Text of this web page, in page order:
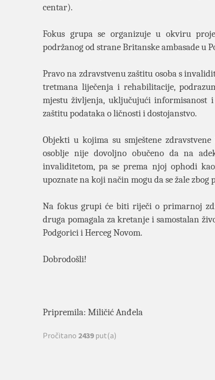
centar).
Fokus grupa se organizuje u okviru
podržanog od strane Britanske ambasade u
Pravo na zdravstvenu zaštitu osoba s
tretmana liječenja i rehabilitacije,
mjestu življenja, uključujući informisanost
zaštitu podataka o ličnosti i dostojanstvo.
Objekti u kojima su smještene
osoblje nije dovoljno obučeno da na
invaliditetom, pa se prema njoj ophodi
upoznate na koji način mogu da se žale zbog
Na fokus grupi će biti riječi o primarnoj
druga pomagala za kretanje i samostalan
Podgorici i Herceg Novom.
Dobrodošli!
Pripremila: Miličić Anđela
Pročitano 2439put(a)